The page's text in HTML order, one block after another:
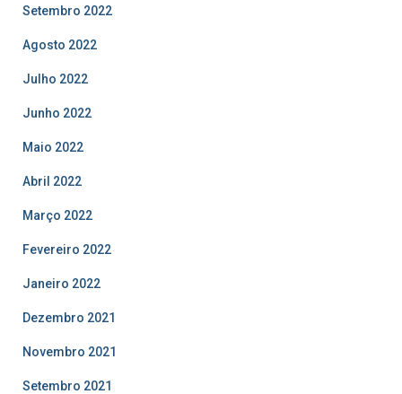
Setembro 2022
Agosto 2022
Julho 2022
Junho 2022
Maio 2022
Abril 2022
Março 2022
Fevereiro 2022
Janeiro 2022
Dezembro 2021
Novembro 2021
Setembro 2021